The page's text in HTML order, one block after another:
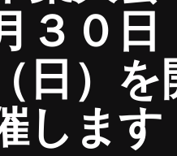
３０日
（日）
します